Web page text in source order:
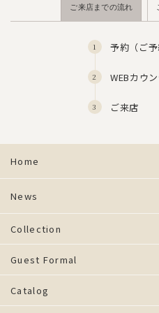
ご来店までの流れ
予約（ご
WEBカウ
ご来店
Home
News
Collection
Guest Formal
Catalog